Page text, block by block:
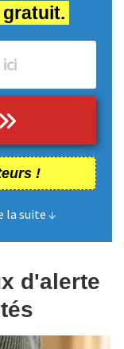
!
la suite ↓
d'alerte